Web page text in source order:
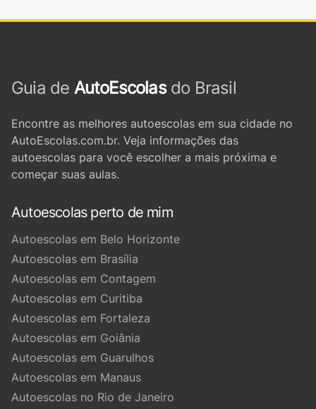
Guia de AutoEscolasdo Brasil
Encontre as melhores autoescolas em sua cidade no
AutoEscolas.com.br. Veja informações das
autoescolas para você escolher a mais próxima e
começar suas aulas.
Autoescolas perto de mim
Autoescolas em Belo Horizonte
Autoescolas em Brasília
Autoescolas em Contagem
Autoescolas em Curitiba
Autoescolas em Fortaleza
Autoescolas em Goiânia
Autoescolas em Guarulhos
Autoescolas em Manaus
Autoescolas no Rio de Janeiro